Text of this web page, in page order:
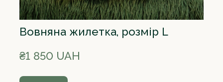
Вовняна жилетка, розмір L
₴1 850 UAH